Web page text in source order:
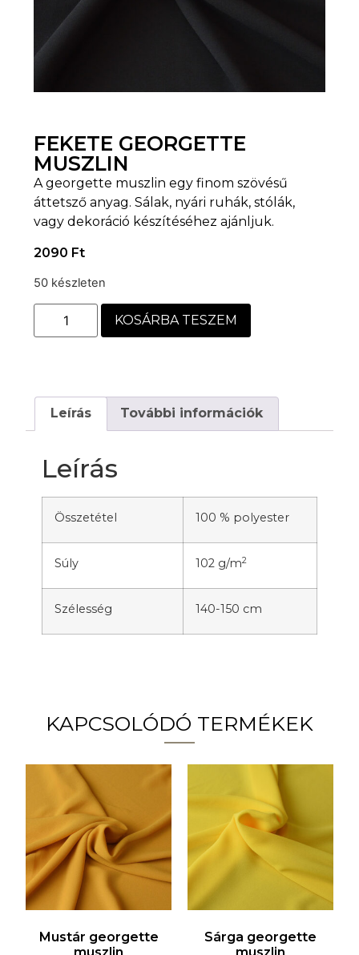
FEKETE GEORGETTE
MUSZLIN
A georgette muszlin egy finom szövésű
áttetsző anyag. Sálak, nyári ruhák, stólák,
vagy dekoráció készítéséhez ajánljuk.
2090 Ft
50 készleten
KOSÁRBA TESZEM
Leírás További információk
Leírás
Összetétel 100 % polyester
Súly 102 g/m2
Szélesség 140-150 cm
KAPCSOLÓDÓ TERMÉKEK
Mustár georgette
Sárga georgette